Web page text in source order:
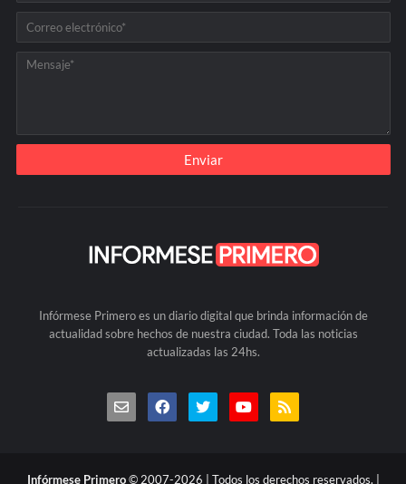
Infórmese Primero es un diario digital que brinda información de
actualidad sobre hechos de nuestra ciudad. Toda las noticias
actualizadas las 24hs.
Infórmese Primero© 2007-2026 | Todos los derechos reservados. |